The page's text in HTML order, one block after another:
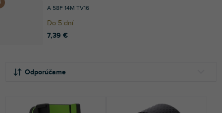
A 58F 14M TV16
Do 5 dní
7,39 €
Odporúčame
NAJDRAHŠIE